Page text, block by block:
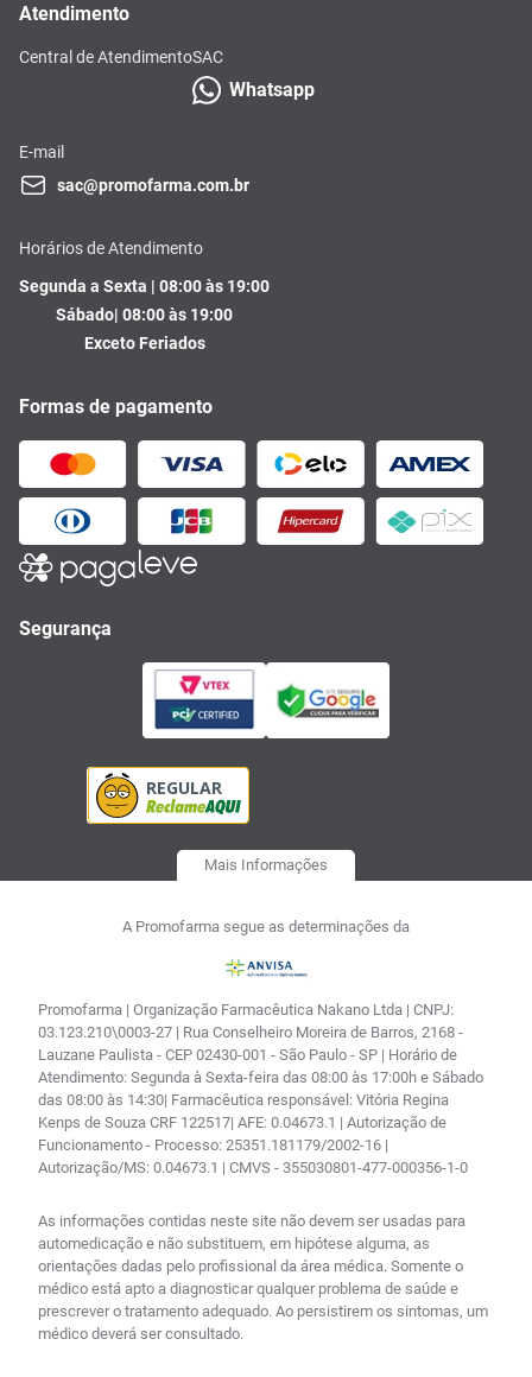
Atendimento
Central de AtendimentoSAC
Whatsapp
E-mail
sac@promofarma.com.br
Horários de Atendimento
Segunda a Sexta | 08:00 às 19:00
Sábado| 08:00 às 19:00
Exceto Feriados
Formas de pagamento
Segurança
Mais Informações
A Promofarma segue as determinações da
Promofarma | Organização Farmacêutica Nakano Ltda | CNPJ:
03.123.210\0003-27 | Rua Conselheiro Moreira de Barros, 2168 -
Lauzane Paulista - CEP 02430-001 - São Paulo - SP | Horário de
Atendimento: Segunda à Sexta-feira das 08:00 às 17:00h e Sábado
das 08:00 às 14:30| Farmacêutica responsável: Vitória Regina
Kenps de Souza CRF 122517| AFE: 0.04673.1 | Autorização de
Funcionamento - Processo: 25351.181179/2002-16 |
Autorização/MS: 0.04673.1 | CMVS - 355030801-477-000356-1-0
As informações contidas neste site não devem ser usadas para
automedicação e não substituem, em hipótese alguma, as
orientações dadas pelo profissional da área médica. Somente o
médico está apto a diagnosticar qualquer problema de saúde e
prescrever o tratamento adequado. Ao persistirem os sintomas, um
médico deverá ser consultado.